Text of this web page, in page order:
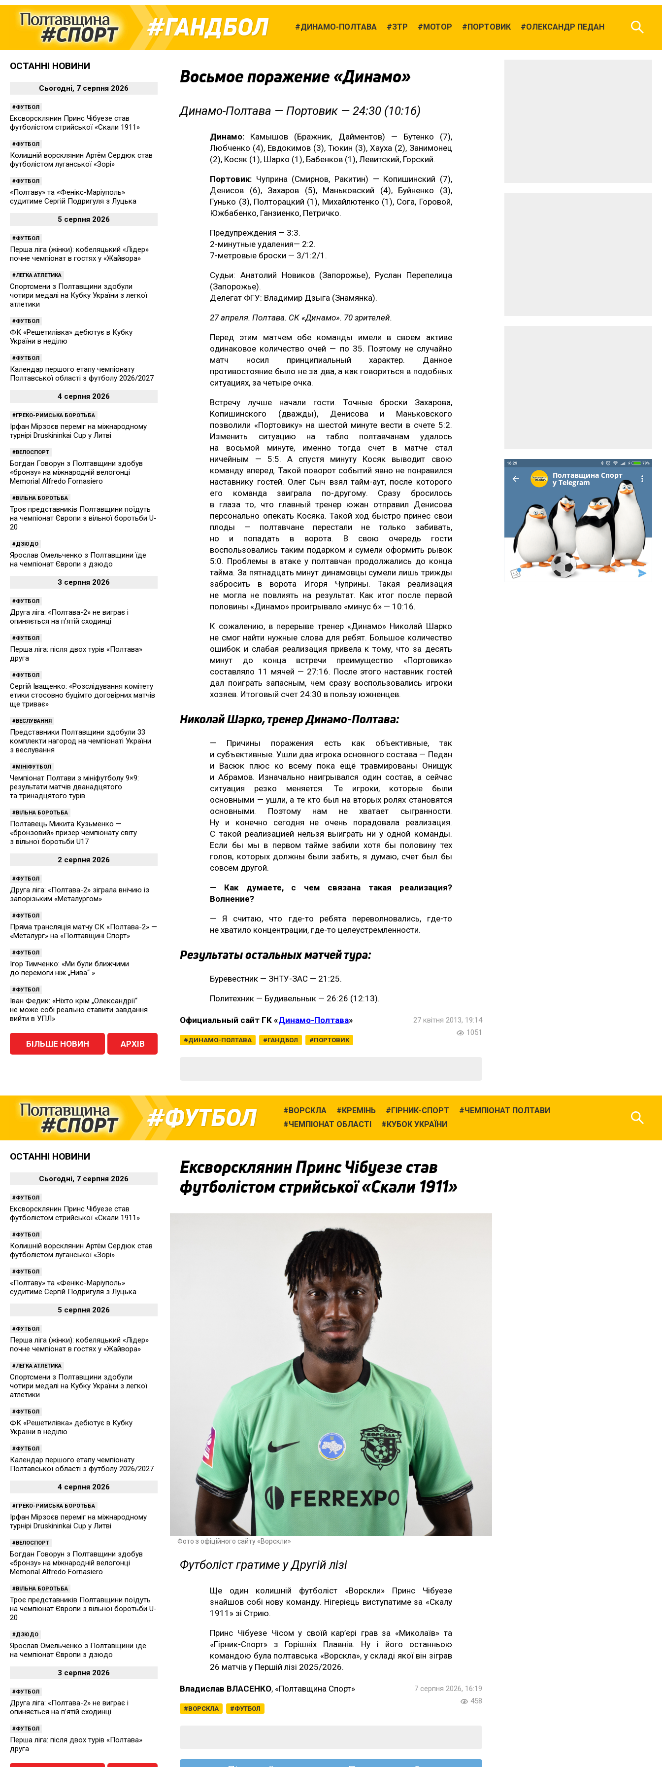
ГАНДБОЛ ДИНАМО-ПОЛТАВА ЗТР МОТОР ПОРТОВИК ОЛЕКСАНДР ПЕДАН
Восьмое поражение «Динамо»
Динамо-Полтава — Портовик — 24:30 (10:16)
Динамо: Камышов (Бражник, Дайментов) — Бутенко (7),
Любченко (4), Евдокимов (3), Тюкин (3), Хауха (2), Занимонец
(2), Косяк (1), Шарко (1), Бабенков (1), Левитский, Горский.
Портовик: Чуприна (Смирнов, Ракитин) — Копишинский (7),
Денисов (6), Захаров (5), Маньковский (4), Буйненко (3),
Гунько (3), Полторацкий (1), Михайлютенко (1), Сога, Горовой,
Южбабенко, Ганзиенко, Петричко.
Предупреждения — 3:3.
2-минутные удаления— 2:2.
7-метровые броски — 3/1:2/1.
Судьи: Анатолий Новиков (Запорожье), Руслан Перепелица
(Запорожье).
Делегат ФГУ: Владимир Дзыга (Знамянка).
27 апреля. Полтава. СК «Динамо». 70 зрителей.
Перед этим матчем обе команды имели в своем активе
одинаковое количество очей — по 35. Поэтому не случайно
матч носил принципиальный характер. Данное
противостояние было не за два, а как говориться в подобных
ситуациях, за четыре очка.
Встречу лучше начали гости. Точные броски Захарова,
Копишинского (дважды), Денисова и Маньковского
позволили «Портовику» на шестой минуте вести в счете 5:2.
Изменить ситуацию на табло полтавчанам удалось
на восьмой минуте, именно тогда счет в матче стал
ничейным — 5:5. А спустя минуту Косяк выводит свою
команду вперед. Такой поворот событий явно не понравился
наставнику гостей. Олег Сыч взял тайм-аут, после которого
его команда заиграла по-другому. Сразу бросилось
в глаза то, что главный тренер южан отправил Денисова
персонально опекать Косяка. Такой ход быстро принес свои
плоды — полтавчане перестали не только забивать,
но и попадать в ворота. В свою очередь гости
воспользовались таким подарком и сумели оформить рывок
5:0. Проблемы в атаке у полтавчан продолжались до конца
тайма. За пятнадцать минут динамовцы сумели лишь трижды
забросить в ворота Игоря Чуприны. Такая реализация
не могла не повлиять на результат. Как итог после первой
половины «Динамо» проигрывало «минус 6» — 10:16.
К сожалению, в перерыве тренер «Динамо» Николай Шарко
не смог найти нужные слова для ребят. Большое количество
ошибок и слабая реализация привела к тому, что за десять
минут до конца встречи преимущество «Портовика»
составляло 11 мячей — 27:16. После этого наставник гостей
дал поиграть запасным, чем сразу воспользовались игроки
хозяев. Итоговый счет 24:30 в пользу южненцев.
Николай Шарко, тренер Динамо-Полтава:
— Причины поражения есть как объективные, так
и субъективные. Ушли два игрока основного состава — Педан
и Васюк плюс ко всему пока ещё травмированы Онищук
и Абрамов. Изначально наигрывался один состав, а сейчас
ситуация резко меняется. Те игроки, которые были
основными — ушли, а те кто был на вторых ролях становятся
основными. Поэтому нам не хватает сыгранности.
Ну и конечно сегодня не очень порадовала реализация.
С такой реализацией нельзя выиграть ни у одной команды.
Если бы мы в первом тайме забили хотя бы половину тех
голов, которых должны были забить, я думаю, счет был бы
совсем другой.
— Как думаете, с чем связана такая реализация?
Волнение?
— Я считаю, что где-то ребята переволновались, где-то
не хватило концентрации, где-то целеустремленности.
Результаты остальных матчей тура:
Буревестник — ЗНТУ-ЗАС — 21:25.
Политехник — Будивельнык — 26:26 (12:13).
Официальный сайт ГК «Динамо-Полтава»
ДИНАМО-ПОЛТАВА ГАНДБОЛ ПОРТОВИК
27 квітня 2013, 19:14
1051
ОСТАННІ НОВИНИ
Сьогодні, 7 серпня 2026
ФУТБОЛ
Ексворсклянин Принс Чібуезе став
футболістом стрийської «Скали 1911»
ФУТБОЛ
Колишній ворсклянин Артём Сердюк став
футболістом луганської «Зорі»
ФУТБОЛ
«Полтаву» та «Фенікс-Маріуполь»
судитиме Сергій Подригуля з Луцька
5 серпня 2026
ФУТБОЛ
Перша ліга (жінки): кобеляцький «Лідер»
почне чемпіонат в гостях у «Жайвора»
ЛЕГКА АТЛЕТИКА
Спортсмени з Полтавщини здобули
чотири медалі на Кубку України з легкої
атлетики
ФУТБОЛ
ФК «Решетилівка» дебютує в Кубку
України в неділю
ФУТБОЛ
Календар першого етапу чемпіонату
Полтавської області з футболу 2026/2027
4 серпня 2026
ГРЕКО-РИМСЬКА БОРОТЬБА
Ірфан Мірзоєв переміг на міжнародному
турнірі Druskininkai Cup у Литві
ВЕЛОСПОРТ
Богдан Говорун з Полтавщини здобув
«бронзу» на міжнародній велогонці
Memorial Alfredo Fornasiero
ВІЛЬНА БОРОТЬБА
Троє представників Полтавщини поїдуть
на чемпіонат Європи з вільної боротьби U-
20
ДЗЮДО
Ярослав Омельченко з Полтавщини їде
на чемпіонат Європи з дзюдо
3 серпня 2026
ФУТБОЛ
Друга ліга: «Полтава-2» не виграє і
опиняється на п’ятій сходинці
ФУТБОЛ
Перша ліга: після двох турів «Полтава»
друга
ФУТБОЛ
Сергій Іващенко: «Розслідування комітету
етики стосовно буцімто договірних матчів
ще триває»
ВЕСЛУВАННЯ
Представники Полтавщини здобули 33
комплекти нагород на чемпіонаті України
з веслування
МІНІФУТБОЛ
Чемпіонат Полтави з мініфутболу 9×9:
результати матчів дванадцятого
та тринадцятого турів
ВІЛЬНА БОРОТЬБА
Полтавець Микита Кузьменко —
«бронзовий» призер чемпіонату світу
з вільної боротьби U17
2 серпня 2026
ФУТБОЛ
Друга ліга: «Полтава-2» зіграла внічию із
запорізьким «Металургом»
ФУТБОЛ
Пряма трансляція матчу СК «Полтава-2» —
«Металург» на «Полтавщині Спорт»
ФУТБОЛ
Ігор Тимченко: «Ми були ближчими
до перемоги ніж „Нива“ »
ФУТБОЛ
Іван Федик: «Ніхто крім „Олександрії“
не може собі реально ставити завдання
вийти в УПЛ»
БІЛЬШЕ НОВИН АРХІВ
ФУТБОЛ ВОРСКЛА КРЕМІНЬ ГІРНИК-СПОРТ
ЧЕМПІОНАТ ПОЛТАВИ
ЧЕМПІОНАТ ОБЛАСТІ
КУБОК УКРАЇНИ
Ексворсклянин Принс Чібуезе став
футболістом стрийської «Скали 1911»
Фото з офіційного сайту «Ворскли»
Футболіст гратиме у Другій лізі
Ще один колишній футболіст «Ворскли» Принс Чібуезе
знайшов собі нову команду. Нігерієць виступатиме за «Скалу
1911» зі Стрию.
Принс Чібуезе Чісом у своїй кар’єрі грав за «Миколаїв» та
«Гірник-Спорт» з Горішніх Плавнів. Ну і його останньою
командою була полтавська «Ворскла», у складі якої він зіграв
26 матчів у Першій лізі 2025/2026.
Владислав ВЛАСЕНКО, «Полтавщина Спорт»
ВОРСКЛА ФУТБОЛ
7 серпня 2026, 16:19
458
ОСТАННІ НОВИНИ
Сьогодні, 7 серпня 2026
ФУТБОЛ
Ексворсклянин Принс Чібуезе став
футболістом стрийської «Скали 1911»
ФУТБОЛ
Колишній ворсклянин Артём Сердюк став
футболістом луганської «Зорі»
ФУТБОЛ
«Полтаву» та «Фенікс-Маріуполь»
судитиме Сергій Подригуля з Луцька
5 серпня 2026
ФУТБОЛ
Перша ліга (жінки): кобеляцький «Лідер»
почне чемпіонат в гостях у «Жайвора»
ЛЕГКА АТЛЕТИКА
Спортсмени з Полтавщини здобули
чотири медалі на Кубку України з легкої
атлетики
ФУТБОЛ
ФК «Решетилівка» дебютує в Кубку
України в неділю
ФУТБОЛ
Календар першого етапу чемпіонату
Полтавської області з футболу 2026/2027
4 серпня 2026
ГРЕКО-РИМСЬКА БОРОТЬБА
Ірфан Мірзоєв переміг на міжнародному
турнірі Druskininkai Cup у Литві
ВЕЛОСПОРТ
Богдан Говорун з Полтавщини здобув
«бронзу» на міжнародній велогонці
Memorial Alfredo Fornasiero
ВІЛЬНА БОРОТЬБА
Троє представників Полтавщини поїдуть
на чемпіонат Європи з вільної боротьби U-
20
ДЗЮДО
Ярослав Омельченко з Полтавщини їде
на чемпіонат Європи з дзюдо
3 серпня 2026
ФУТБОЛ
Друга ліга: «Полтава-2» не виграє і
опиняється на п’ятій сходинці
ФУТБОЛ
Перша ліга: після двох турів «Полтава»
друга